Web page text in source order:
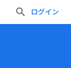
ログイン